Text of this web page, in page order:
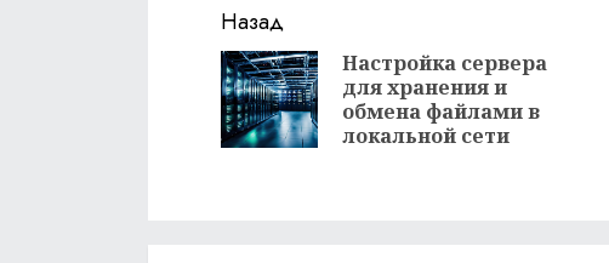
Продолжить
чтение
Назад
Настройка сервера
для хранения и
обмена файлами в
локальной сети